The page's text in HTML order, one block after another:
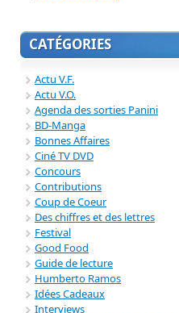
CATÉGORIES
Actu V.F.
Actu V.O.
Agenda des sorties Panini
BD-Manga
Bonnes Affaires
Ciné TV DVD
Concours
Contributions
Coup de Coeur
Des chiffres et des lettres
Festival
Good Food
Guide de lecture
Humberto Ramos
Idées Cadeaux
Interviews